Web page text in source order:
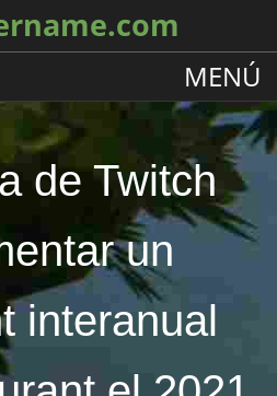
MENÚ
de Twitch
un
interanual